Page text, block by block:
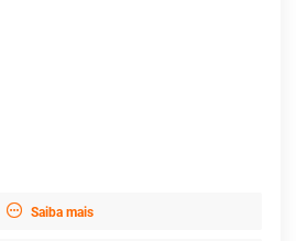
 Saiba mais